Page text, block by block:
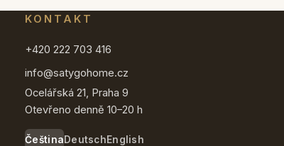
KONTAKT
+420 222 703 416
info@satygohome.cz
Ocelářská 21, Praha 9
Otevřeno denně 10–20 h
ČeštinaDeutschEnglish